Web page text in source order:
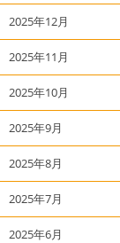
2025年12月
2025年11月
2025年10月
2025年9月
2025年8月
2025年7月
2025年6月